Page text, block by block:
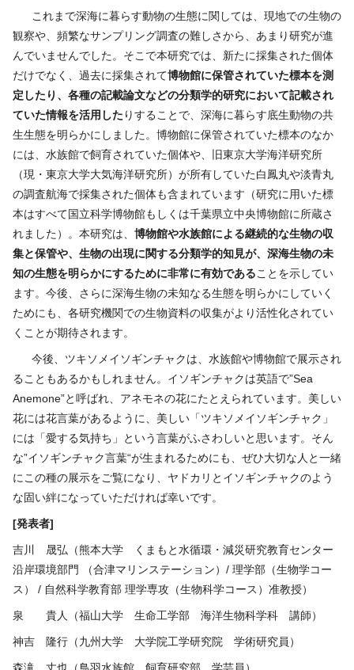
これまで深海に暮らす動物の生態に関しては、現地での生物の
観察や、頻繁なサンプリング調査の難しさから、あまり研究が進
んでいませんでした。そこで本研究では、新たに採集された個体
だけでなく、過去に採集されて博物館に保管されていた標本を測
定したり、各種の記載論文などの分類学的研究において記載され
ていた情報を活用 した りすることで、深海に暮らす底生動物の共
生生態を明らかにしました。博物館に保管されていた標本のなか
には、水族館で飼育されていた個体や、旧東京大学海洋研究所
（現・東京大学大気海洋研究所）が所有していた白鳳丸や淡青丸
の調査航海で採集された個体も含まれています（研究に用いた標
本はすべて国立科学博物館もしくは千葉県立中央博物館に所蔵さ
れました）。本研究は、 博物館や水族館による継続的な生物の収
集と保管や、生物の出現に関する分類学的知見が、深海生物の未
知の生態を明らかにするために非常に有効であることを示してい
ます。今後、さらに深海生物の未知なる生態を明らかにしていく
ためにも、各研究機関での生物資料の収集がより活性化されてい
くことが期待されます。
今後、ツキソメイソギンチャクは、水族館や博物館で展示され
ることもあるかもしれません。イソギンチャクは英語で”Sea
Anemone”と呼ばれ、アネモネの花にたとえられています。美しい
花には花言葉があるように、美しい「ツキソメイソギンチャク」
には「愛する気持ち」という言葉がふさわしいと思います。そん
な”イソギンチャク言葉“が生まれるためにも、ぜひ大切な人と一緒
にこの種の展示をご覧になり、ヤドカリとイソギンチャクのよう
な固い絆になっていただければ幸いです。
[発表者]
吉川 晟弘（熊本大学 くまもと水循環・減災研究教育センター
沿岸環境部門 （合津マリンステーション）/ 理学部（生物学コー
ス） / 自然科学教育部 理学専攻（生物科学コース）准教授）
泉 貴人（福山大学 生命工学部 海洋生物科学科 講師）
神吉 隆行（九州大学 大学院工学研究院 学術研究員）
森滝 丈也（鳥羽水族館 飼育研究部 学芸員）